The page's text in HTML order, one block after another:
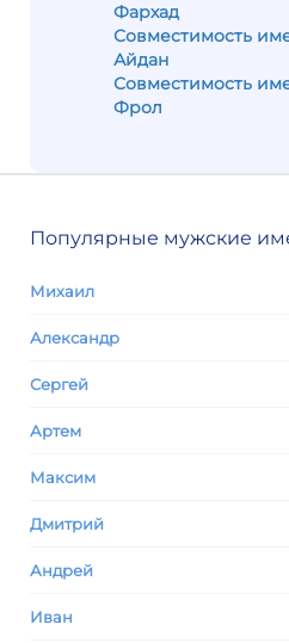
Фархад
Совместимость
Айдан
Совместимость
Фрол
Популярные мужские
Михаил
Александр
Сергей
Артем
Максим
Дмитрий
Андрей
Иван